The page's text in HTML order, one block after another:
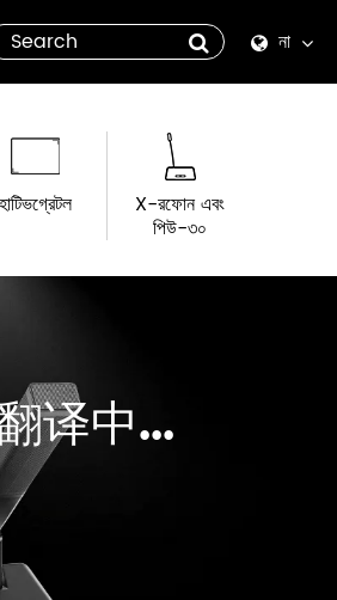
না
Español
italiano
русский
tiếng việt
হাটিভগ্রেটল X-রফোন এবং
পিউ-৩০
译中...